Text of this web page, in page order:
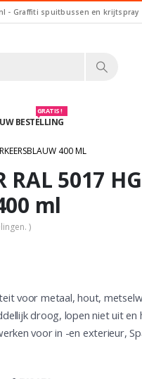
- Graffiti spuitbussen en krijtspray
BESTELLING
GRATIS !
400 ML
RAL 5017 HG
ml
)
voor metaal, hout,
droog, lopen niet uit
voor in -en exterieur,